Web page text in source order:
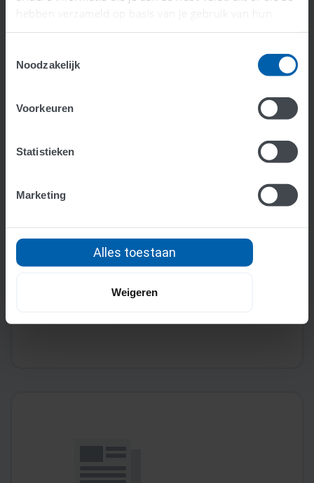
hebben verzameld op basis van je gebruik van hun
services.
Noodzakelijk
Voorkeuren
Statistieken
Marketing
Alles toestaan
Weigeren
Lees meer >
Wat is consolidatie?